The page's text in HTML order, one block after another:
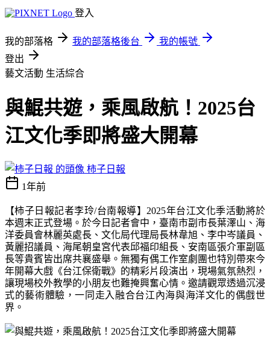
登入
我的部落格 我的部落格後台
我的帳號
登出
藝文活動 生活綜合
與鯤共遊，乘風啟航！2025台
江文化季即將盛大開幕
柿子日報
1年前
【柿子日報記者李玲/台南報導】 2025年台江文化季活動將於
本週末正式登場。於今日記者會中，臺南市副市長葉澤山、海
洋委員會林麗英處長、文化局代理局長林韋旭、李中岑議員、
黃麗招議員、海尾朝皇宮代表邱福印組長、安南區張介軍副區
長等貴賓皆出席共襄盛舉。無獨有偶工作室劇團也特別帶來今
年開幕大戲《台江保衛戰》的精彩片段演出，現場氣氛熱烈，
讓現場校外教學的小朋友也難掩興奮心情。邀請觀眾透過沉浸
式的藝術體驗，一同走入融合台江內海與海洋文化的偶戲世
界。